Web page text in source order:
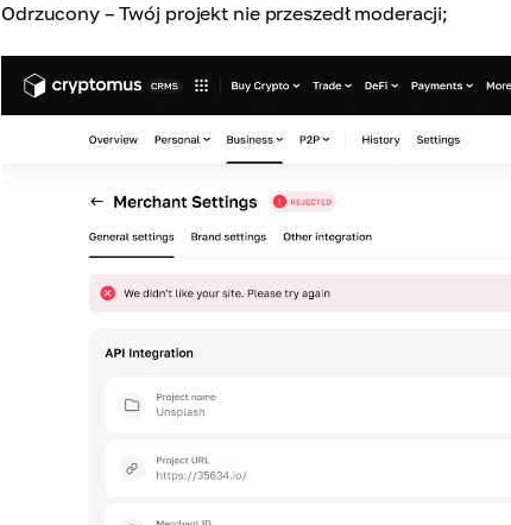
Odrzucony – Twój projekt nie przeszedł moderacji;